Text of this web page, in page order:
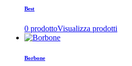
Best
0 prodottoVisualizza prodotti
Borbone